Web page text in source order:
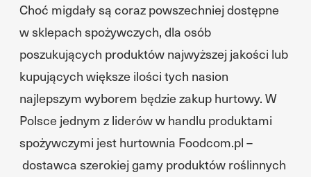
Choć migdały są coraz powszechniej dostępne
w sklepach spożywczych, dla osób
poszukujących produktów najwyższej jakości lub
kupujących większe ilości tych nasion
najlepszym wyborem będzie zakup hurtowy. W
Polsce jednym z liderów w handlu produktami
spożywczymi jest hurtownia Foodcom.pl –
dostawca szerokiej gamy produktów roślinnych